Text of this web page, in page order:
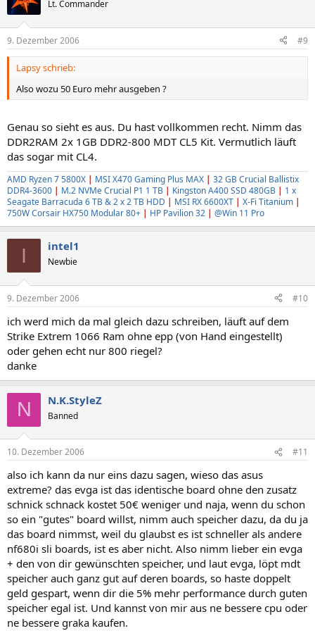
Lt. Commander
9. Dezember 2006 #9
Lapsy schrieb:
Also wozu 50 Euro mehr ausgeben ?
Genau so sieht es aus. Du hast vollkommen recht. Nimm das
DDR2RAM 2x 1GB DDR2-800 MDT CL5 Kit. Vermutlich läuft
das sogar mit CL4.
AMD Ryzen 7 5800X | MSI X470 Gaming Plus MAX | 32 GB Crucial Ballistix
DDR4-3600 | M.2 NVMe Crucial P1 1 TB | Kingston A400 SSD 480GB | 1 x
Seagate Barracuda 6 TB & 2 x 2 TB HDD | MSI RX 6600XT | X-Fi Titanium |
750W Corsair HX750 Modular 80+ | HP Pavilion 32 | @Win 11 Pro
I intel1
Newbie
9. Dezember 2006 #10
ich werd mich da mal gleich dazu schreiben, läuft auf dem
Strike Extrem 1066 Ram ohne epp (von Hand eingestellt)
oder gehen echt nur 800 riegel?
danke
N N.K.StyleZ
Banned
10. Dezember 2006 #11
also ich kann da nur eins dazu sagen, wieso das asus
extreme? das evga ist das identische board ohne den zusatz
schnick schnack kostet 50€ weniger und naja, wenn du schon
so ein "gutes" board willst, nimm auch speicher dazu, da du ja
das board nimmst, weil du glaubst es ist schneller als andere
nf680i sli boards, ist es aber nicht. Also nimm lieber ein evga
+ den von dir gewünschten speicher, und laut evga, löpt mdt
speicher auch ganz gut auf deren boards, so haste doppelt
geld gespart, wenn dir die 5% mehr performance durch guten
speicher egal ist. Und kannst von mir aus ne bessere cpu oder
ne bessere graka kaufen.